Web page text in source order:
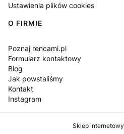
Ustawienia plików cookies
O FIRMIE
Poznaj rencami.pl
Formularz kontaktowy
Blog
Jak powstaliśmy
Kontakt
Instagram
Sklep internetowy